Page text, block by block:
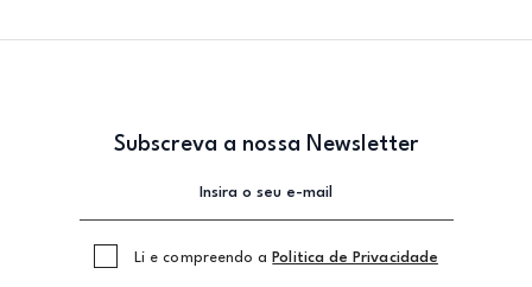
Subscreva a nossa Newsletter
Li e compreendo a Politica de Privacidade